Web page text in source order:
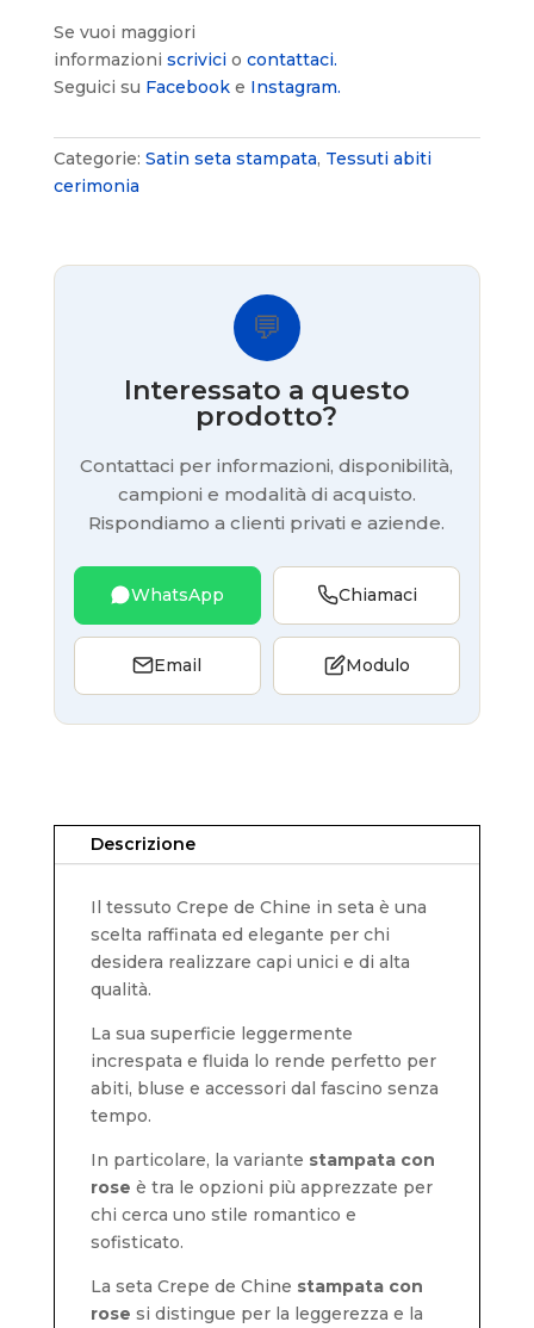
Se vuoi maggiori
informazioni scrivicio contattaci.
Seguici su Facebooke Instagram.
Categorie: Satin seta stampata, Tessuti abiti
cerimonia
💬
Interessato a questo
prodotto?
Contattaci per informazioni, disponibilità,
campioni e modalità di acquisto.
Rispondiamo a clienti privati e aziende.
WhatsApp Chiamaci
Email Modulo
Descrizione
Il tessuto Crepe de Chine in seta è una
scelta raffinata ed elegante per chi
desidera realizzare capi unici e di alta
qualità.
La sua superficie leggermente
increspata e fluida lo rende perfetto per
abiti, bluse e accessori dal fascino senza
tempo.
In particolare, la variante stampata con
rose è tra le opzioni più apprezzate per
chi cerca uno stile romantico e
sofisticato.
La seta Crepe de Chine stampata con
rose si distingue per la leggerezza e la